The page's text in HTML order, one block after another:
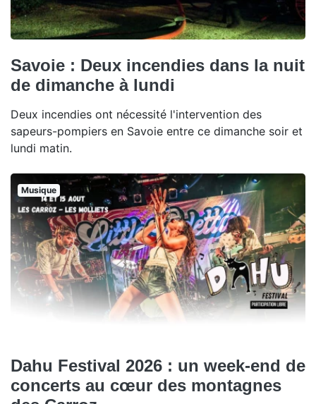
Savoie : Deux incendies dans la nuit
de dimanche à lundi
Deux incendies ont nécessité l'intervention des
sapeurs-pompiers en Savoie entre ce dimanche soir et
lundi matin.
Musique
Dahu Festival 2026 : un week-end de
concerts au cœur des montagnes